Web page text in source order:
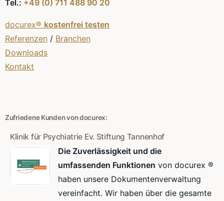
Tel.: +49 (0) 711 488 90 20
docurex® kostenfrei testen
Referenzen / Branchen
Downloads
Kontakt
Zufriedene Kunden von docurex:
Klinik für Psychiatrie Ev. Stiftung Tannenhof
Die Zuverlässigkeit und die
umfassenden Funktionen von docurex ®
haben unsere Dokumentenverwaltung
vereinfacht. Wir haben über die gesamte